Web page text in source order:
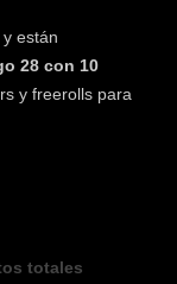
están
28 con 10
y freerolls para
totales